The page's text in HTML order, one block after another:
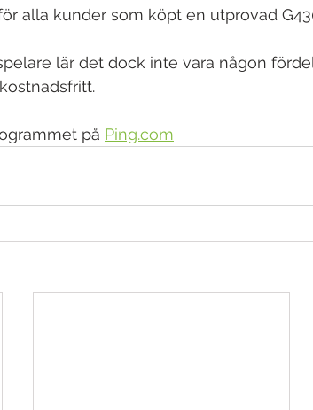
alla kunder som köpt en utprovad
lär det dock inte vara någon
på Ping.com